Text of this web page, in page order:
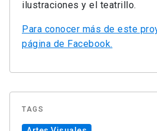
ilustraciones y el teatrillo.
Para conocer más de este
página de Facebook.
TAGS